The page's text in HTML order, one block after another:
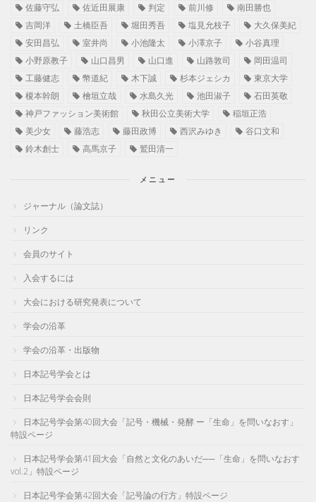
佐藤守弘
佐近田展康 判定 前川修
南田勝也
吉岡洋
土橋臣吾 堀田秀吾 塩見允枝子
大久保美紀
安田昌弘
室井尚 小池隆太 小澤京子
小谷真理
小野原教子
山口昌男 山口進 山路敦司
岡田温司
工藤健志
幣道紀 木下誠 杉本ジェシカ
東京大学
榎本幹朗
檜垣立哉 水島久光 池田淑子
石田英敬
神戸ファッション美術館
秋田公立美術大学
稲垣正浩
美少女
藤浩志 藤田政博 西沢みゆき
谷口文和
鈴木創士
高馬京子 鷲田清一
メニュー
ジャーナル（論文誌）
リンク
会員のサイト
入会するには
大会における研究発表について
学会の沿革
学会の沿革・出版物
日本記号学会とは
日本記号学会会則
日本記号学会第40回大会「記号・機械・発酵 ー「生命」を問いなおす」
特設ページ
日本記号学会第41回大会「自然と文化のあいだ──「生命」を問いなおす
vol.2」特設ページ
日本記号学会第42回大会「記号論の行方」特設ページ